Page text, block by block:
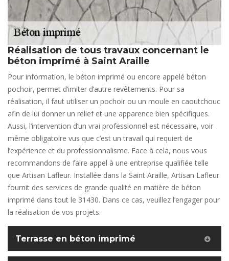
Réalisation de tous travaux concernant le
béton imprimé à Saint Araille
Pour information, le béton imprimé ou encore appelé béton
pochoir, permet d’imiter d’autre revêtements. Pour sa
réalisation, il faut utiliser un pochoir ou un moule en caoutchouc
afin de lui donner un relief et une apparence bien spécifiques.
Aussi, l’intervention d’un vrai professionnel est nécessaire, voir
même obligatoire vus que c’est un travail qui requiert de
l’expérience et du professionnalisme. Face à cela, nous vous
recommandons de faire appel à une entreprise qualifiée telle
que Artisan Lafleur. Installée dans la Saint Araille, Artisan Lafleur
fournit des services de grande qualité en matière de béton
imprimé dans tout le 31430. Dans ce cas, veuillez l’engager pour
la réalisation de vos projets.
Terrasse en béton imprimé